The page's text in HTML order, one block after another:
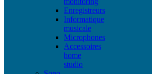
Enregistreurs
Informatique
musicale
Microphones
Accessoires
home
studio